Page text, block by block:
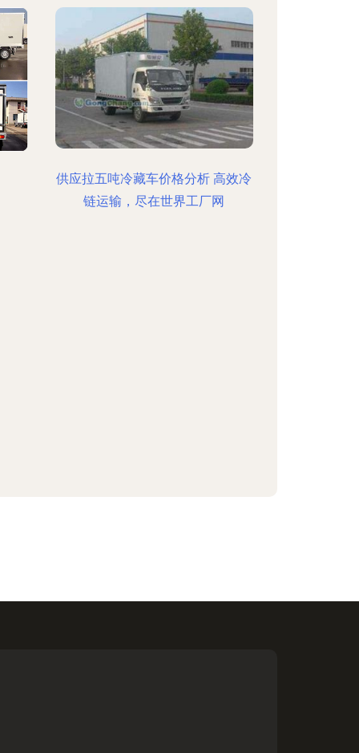
供应拉五吨冷藏车价格分析 高效冷
链运输，尽在世界工厂网